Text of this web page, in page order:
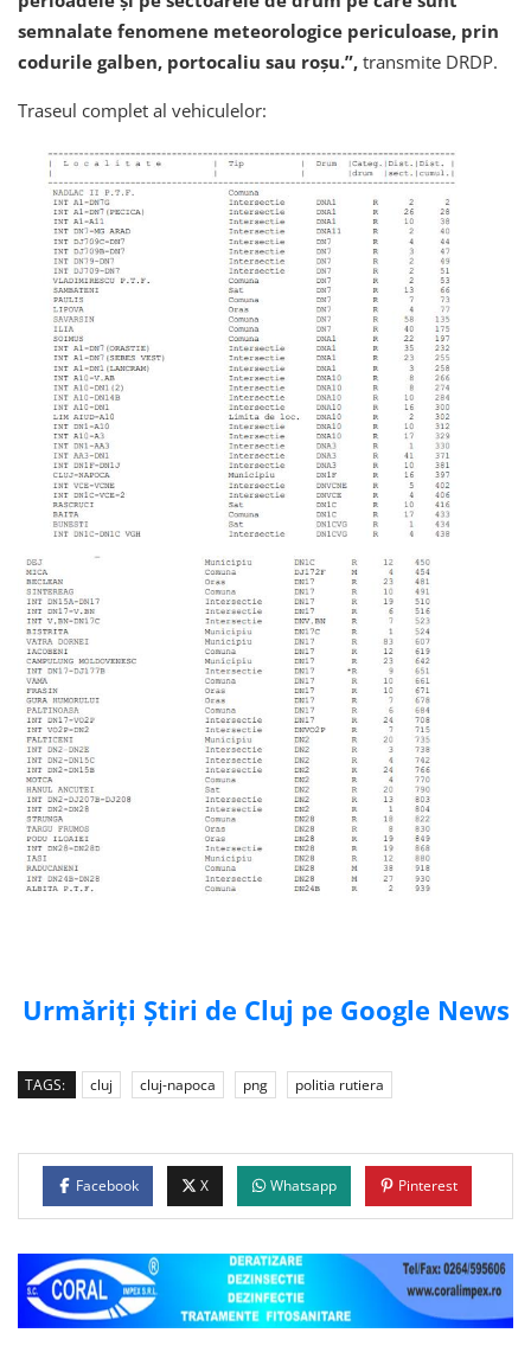
semnalate fenomene meteorologice periculoase, prin
codurile galben, portocaliu sau roșu.”, transmite DRDP.
Traseul complet al vehiculelor:
Urmăriți Știri de Cluj pe Google News
TAGS: cluj cluj-napoca png politia rutiera
Facebook X Whatsapp Pinterest